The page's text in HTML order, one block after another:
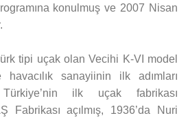
konulmuş ve 2007 Nisan
tipi uçak olan Vecihi K-VI model
sanayiinin ilk adımları
Türkiye’nin ilk uçak fabrikası
Fabrikası açılmış, 1936’da Nuri